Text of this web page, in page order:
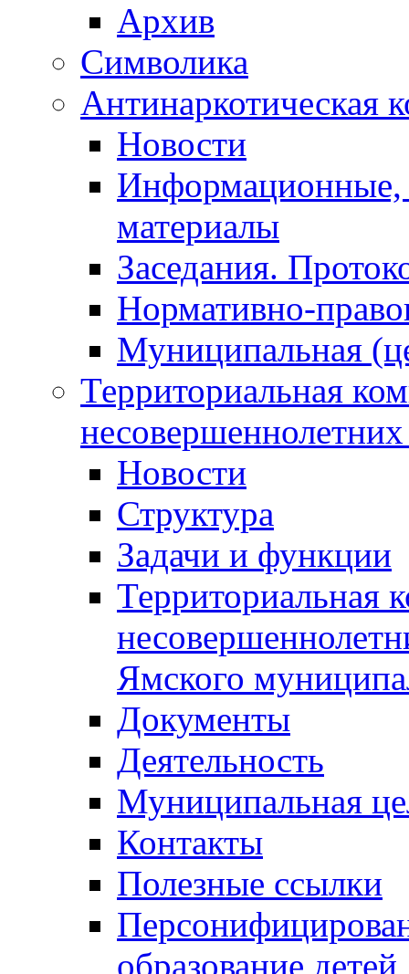
Архив
Символика
Антинаркотическая
Новости
Информационные,
материалы
Заседания.
Нормативно-
Муниципальная
Территориальная
Новости
Структура
Задачи и функции
Территориальная
Ямского
Документы
Деятельность
Муниципальная
Контакты
Полезные ссылки
образование детей